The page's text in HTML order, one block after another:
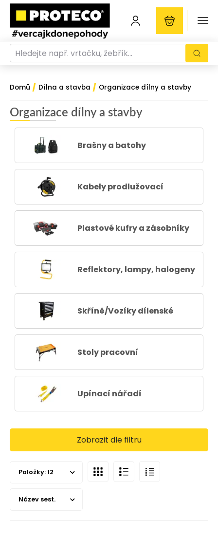
Domů / Dílna a stavba / Organizace dílny a stavby
Organizace dílny a stavby
Brašny a batohy
Kabely prodlužovací
Plastové kufry a zásobníky
Reflektory, lampy, halogeny
Skříně/Vozíky dílenské
Stoly pracovní
Upínací nářadí
Zobrazit dle filtru
Položky: 12
Název sest.